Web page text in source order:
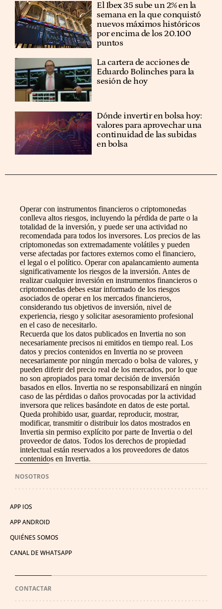
El Ibex 35 sube un 2% en la
semana en la que conquistó
nuevos máximos históricos
por encima de los 20.100
puntos
La cartera de acciones de
Eduardo Bolinches para la
sesión de hoy
Dónde invertir en bolsa hoy:
valores para aprovechar una
continuidad de las subidas
en bolsa
Operar con instrumentos financieros o criptomonedas
conlleva altos riesgos, incluyendo la pérdida de parte o la
totalidad de la inversión, y puede ser una actividad no
recomendada para todos los inversores. Los precios de las
criptomonedas son extremadamente volátiles y pueden
verse afectadas por factores externos como el financiero,
el legal o el político. Operar con apalancamiento aumenta
significativamente los riesgos de la inversión. Antes de
realizar cualquier inversión en instrumentos financieros o
criptomonedas debes estar informado de los riesgos
asociados de operar en los mercados financieros,
considerando tus objetivos de inversión, nivel de
experiencia, riesgo y solicitar asesoramiento profesional
en el caso de necesitarlo.
Recuerda que los datos publicados en Invertia no son
necesariamente precisos ni emitidos en tiempo real. Los
datos y precios contenidos en Invertia no se proveen
necesariamente por ningún mercado o bolsa de valores, y
pueden diferir del precio real de los mercados, por lo que
no son apropiados para tomar decisión de inversión
basados en ellos. Invertia no se responsabilizará en ningún
caso de las pérdidas o daños provocadas por la actividad
inversora que relices basándote en datos de este portal.
Queda prohibido usar, guardar, reproducir, mostrar,
modificar, transmitir o distribuir los datos mostrados en
Invertia sin permiso explícito por parte de Invertia o del
proveedor de datos. Todos los derechos de propiedad
intelectual están reservados a los proveedores de datos
contenidos en Invertia.
NOSOTROS
APP IOS
APP ANDROID
QUIÉNES SOMOS
CANAL DE WHATSAPP
CONTACTAR